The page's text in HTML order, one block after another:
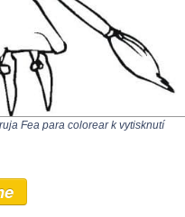
Fea para colorear k vytisknutí